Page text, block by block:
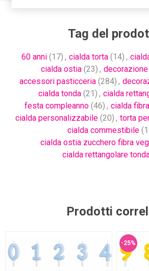
Tag del
60 anni (17) , cialda torta (14) ,
cialda ostia (23) ,
accessori pasticceria (284) ,
cialda tonda (21) , cialda
festa compleanno (46) , cialda
cialda personalizzabile (20) , torta
cialda commestibile
cialda ostia zucchero fibra
cialda rettangolare
Prodotti
-25%